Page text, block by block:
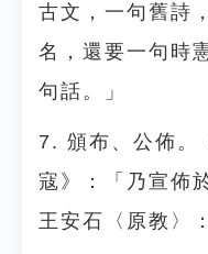
古文，一句舊詩
名，還要一句時
句話。」
7. 頒布、公佈。
寇》：「乃宣佈
王安石〈原教〉